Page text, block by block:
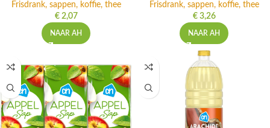
Frisdrank, sappen, koffie, thee
€2,07
NAAR AH
Frisdrank, sappen, koffie, thee
€3,26
NAAR AH